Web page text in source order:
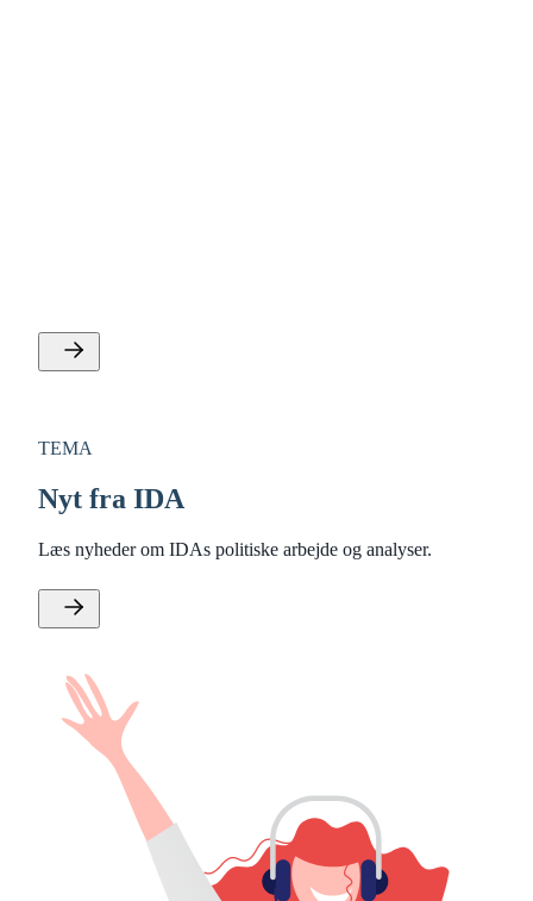
TEMA
Nyt fra IDA
Læs nyheder om IDAs politiske arbejde og analyser.